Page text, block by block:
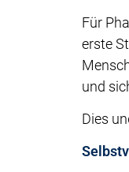
Für
erste
und
Dies